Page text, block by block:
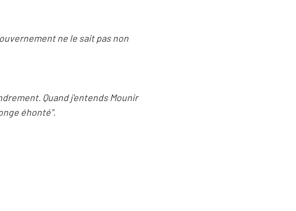
ne le sait pas non
Quand j'entends Mounir
éhonté".